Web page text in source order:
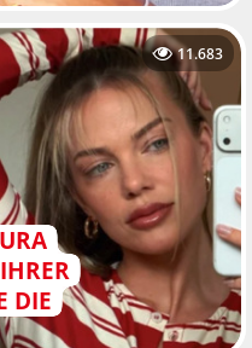
DIE
11.683